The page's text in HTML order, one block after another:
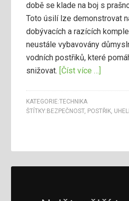
době se klade na boj s
Toto úsilí lze demonstrovat
dobývacích a razících
neustále vybavovány
vodních postřiků, které
snižovat. [Číst více …]
KATEGORIE:TECHNIKA
ŠTÍTKY: BEZPEČNOST, POSTŘIK,